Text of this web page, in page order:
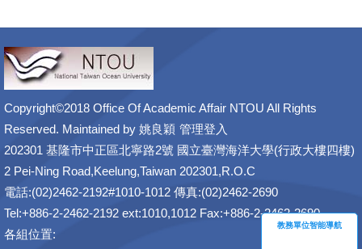
Copyright©2018 Office Of Academic Affair NTOU All Rights
Reserved. Maintained by 姚良穎 管理登入
202301 基隆市中正區北寧路2號 國立臺灣海洋大學(行政大樓四樓)
2 Pei-Ning Road,Keelung,Taiwan 202301,R.O.C
電話:(02)2462-2192#1010-1012 傳真:(02)2462-2690
Tel:+886-2-2462-2192 ext:1010,1012 Fax:+886-2-2462-2690
各組位置:
教務單位智能導航